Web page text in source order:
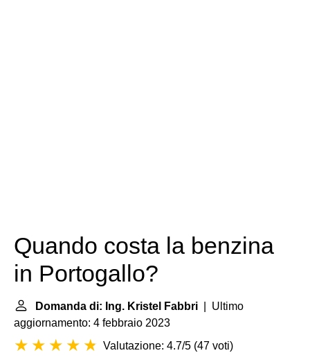
Quando costa la benzina
in Portogallo?
Domanda di: Ing. Kristel Fabbri | Ultimo
aggiornamento: 4 febbraio 2023
Valutazione: 4.7/5 (47 voti)